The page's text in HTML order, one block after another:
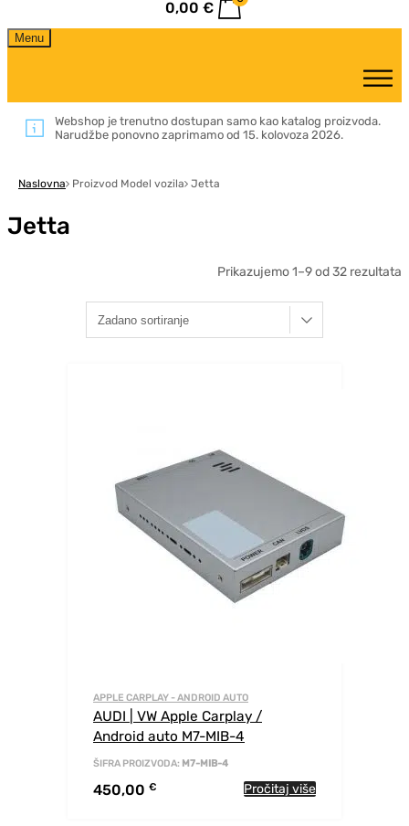
0,00 €
Menu
Webshop je trenutno dostupan samo kao katalog proizvoda.
Narudžbe ponovno zaprimamo od 15. kolovoza 2026.
Naslovna Proizvod Model vozila Jetta
Jetta
Prikazujemo 1–9 od 32 rezultata
APPLE CARPLAY - ANDROID AUTO
AUDI | VW Apple Carplay /
Android auto M7-MIB-4
ŠIFRA PROIZVODA: M7-MIB-4
450,00 € Pročitaj više